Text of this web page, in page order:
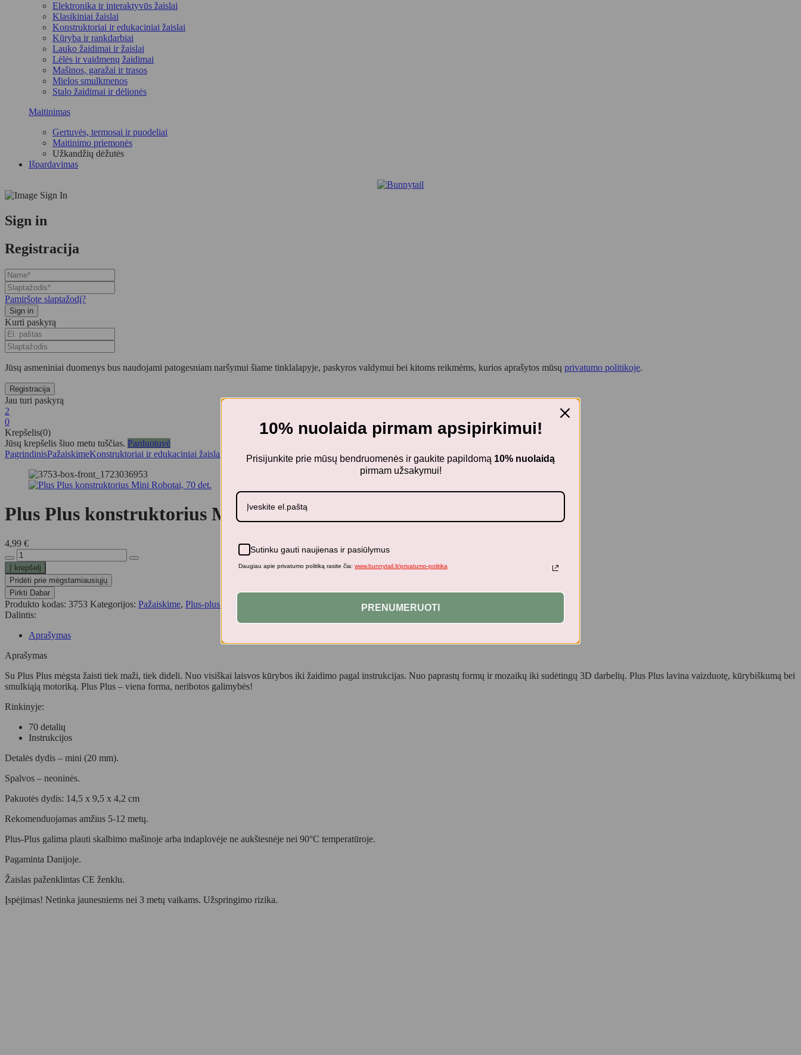
Elektronika ir interaktyvūs žaislai
Klasikiniai žaislai
Konstruktoriai ir edukaciniai žaislai
Kūryba ir rankdarbiai
Lauko žaidimai ir žaislai
Lėlės ir vaidmenų žaidimai
Mašinos, garažai ir trasos
Mielos smulkmenos
Stalo žaidimai ir dėlionės
Maitinimas
Gertuvės, termosai ir puodeliai
Maitinimo priemonės
Užkandžių dėžutės
Išpardavimas
Sign in
Registracija
Pamiršote slaptažodį?
Kurti paskyrą
Jūsų asmeniniai duomenys bus naudojami patogesniam naršymui šiame tinklalapyje, paskyros valdymui bei kitoms reikmėms, kurios aprašytos mūsų privatumo politikoje.
Jau turi paskyrą
2
0
Krepšelis(0)
Jūsų krepšelis šiuo metu tuščias. Parduotuvė
PagrindinisPažaiskimeKonstruktoriai ir edukaciniai žaislai Plus-plus konstruktoriai Plus Plus konstruktorius Mini Robotai, 70 det.
Plus Plus konstruktorius Mini Robotai, 70 det.
4,99 €
produkto
kiekis:
Plus
Plus
konstruktorius
Mini
Robotai,
det.
Į krepšelį
Pridėti prie mėgstamiausiųjų
Pirkti Dabar
Produkto kodas: 3753 Kategorijos: Pažaiskime, Plus-plus konstruktoriai
Dalintis:
Aprašymas
Aprašymas
Su Plus Plus mėgsta žaisti tiek maži, tiek dideli. Nuo visiškai laisvos kūrybos iki žaidimo pagal instrukcijas. Nuo paprastų formų ir mozaikų iki sudėtingų 3D darbelių. Plus Plus lavina vaizduotę, kūrybiškumą bei
smulkiąją motoriką. Plus Plus – viena forma, neribotos galimybės!
Rinkinyje:
70 detalių
Instrukcijos
Detalės dydis – mini (20 mm).
Spalvos – neoninės.
Pakuotės dydis: 14,5 x 9,5 x 4,2 cm
Rekomenduojamas amžius 5-12 metų.
Plus-Plus galima plauti skalbimo mašinoje arba indaplovėje ne aukštesnėje nei 90°C temperatūroje.
Pagaminta Danijoje.
Žaislas paženklintas CE ženklu.
Įspėjimas! Netinka jaunesniems nei 3 metų vaikams. Užspringimo rizika.
10% nuolaida pirmam apsipirkimui!
Prisijunkite prie mūsų bendruomenės ir gaukite papildomą 10% nuolaidą
pirmam užsakymui!
Sutinku gauti naujienas ir pasiūlymus
Daugiau apie privatumo politiką rasite čia: www.bunnytail.lt/privatumo-politika
PRENUMERUOTI